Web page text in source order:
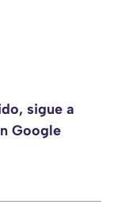
sigue a
Google